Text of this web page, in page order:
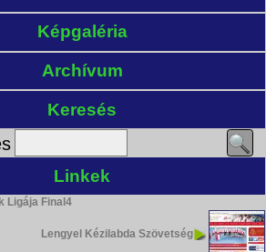
Képgaléria
Archívum
Keresés
Linkek
Ligája Final4
Lengyel Kézilabda Szövetség